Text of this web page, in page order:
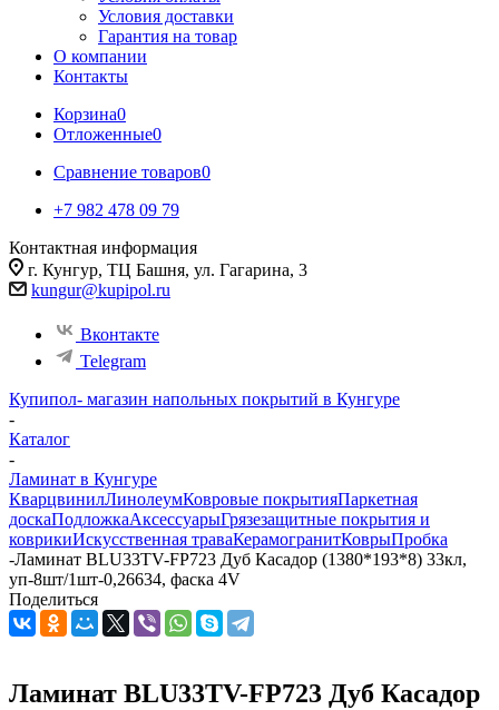
Условия доставки
Гарантия на товар
О компании
Контакты
Корзина0
Отложенные0
Сравнение товаров0
+7 982 478 09 79
Контактная информация
г. Кунгур, ТЦ Башня, ул. Гагарина, 3
kungur@kupipol.ru
Вконтакте
Telegram
Купипол- магазин напольных покрытий в Кунгуре
-
Каталог
-
Ламинат в Кунгуре
КварцвинилЛинолеумКовровые покрытияПаркетная
доскаПодложкаАксессуарыГрязезащитные покрытия и
коврикиИскусственная траваКерамогранитКоврыПробка
-Ламинат BLU33TV-FP723 Дуб Касадор (1380*193*8) 33кл,
уп-8шт/1шт-0,26634, фаска 4V
Поделиться
Ламинат BLU33TV-FP723 Дуб Касадор